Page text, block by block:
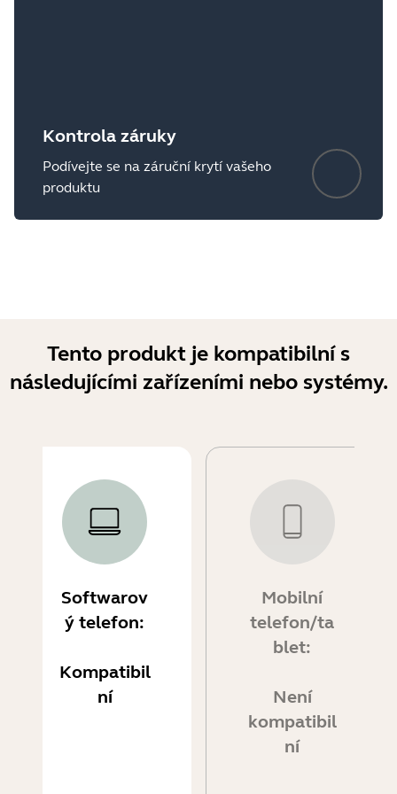
Kontrola záruky
Podívejte se na záruční krytí vašeho
produktu
Tento produkt je kompatibilní s
následujícími zařízeními nebo systémy.
Softwarov
ý telefon:
Kompatibil
ní
Mobilní
telefon/ta
blet:
Není
kompatibil
ní